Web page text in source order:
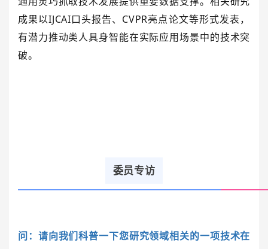
成果以IJCAI口头报告、CVPR亮点论文等形式发表，
有潜力推动类人具身智能在实际应用场景中的技术突
破。
委员专访
问：请向我们科普一下您研究领域相关的一项技术在